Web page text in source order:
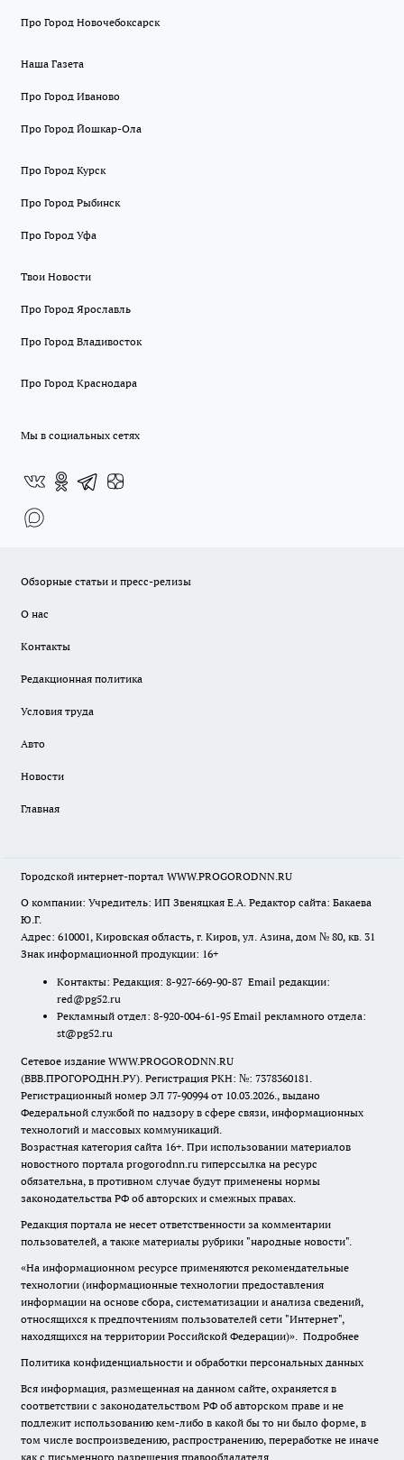
Про Город Новочебоксарск
Наша Газета
Про Город Иваново
Про Город Йошкар-Ола
Про Город Курск
Про Город Рыбинск
Про Город Уфа
Твои Новости
Про Город Ярославль
Про Город Владивосток
Про Город Краснодара
Мы в социальных сетях
Обзорные статьи и пресс-релизы
О нас
Контакты
Редакционная политика
Условия труда
Авто
Новости
Главная
Городской интернет-портал WWW.PROGORODNN.RU
О компании: Учредитель: ИП Звеняцкая Е.А. Редактор сайта: Бакаева
Ю.Г.
Адрес: 610001, Кировская область, г. Киров, ул. Азина, дом № 80, кв. 31
Знак информационной продукции: 16+
Контакты: Редакция: 8-927-669-90-87 Email редакции:
red@pg52.ru
Рекламный отдел: 8-920-004-61-95 Email рекламного отдела:
st@pg52.ru
Сетевое издание WWW.PROGORODNN.RU
(ВВВ.ПРОГОРОДНН.РУ). Регистрация РКН: №: 7378360181.
Регистрационный номер ЭЛ 77-90994 от 10.03.2026., выдано
Федеральной службой по надзору в сфере связи, информационных
технологий и массовых коммуникаций.
Возрастная категория сайта 16+. При использовании материалов
новостного портала progorodnn.ru гиперссылка на ресурс
обязательна, в противном случае будут применены нормы
законодательства РФ об авторских и смежных правах.
Редакция портала не несет ответственности за комментарии
пользователей, а также материалы рубрики "народные новости".
«На информационном ресурсе применяются рекомендательные
технологии (информационные технологии предоставления
информации на основе сбора, систематизации и анализа сведений,
относящихся к предпочтениям пользователей сети "Интернет",
находящихся на территории Российской Федерации)». Подробнее
Политика конфиденциальности и обработки персональных данных
Вся информация, размещенная на данном сайте, охраняется в
соответствии с законодательством РФ об авторском праве и не
подлежит использованию кем-либо в какой бы то ни было форме, в
том числе воспроизведению, распространению, переработке не иначе
как с письменного разрешения правообладателя.